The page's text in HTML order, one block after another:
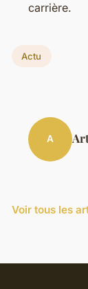
carrière.
Actu
A
Voir tous les